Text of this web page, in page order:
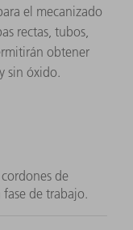
el mecanizado
rectas, tubos,
obtener
sin óxido.
de
de trabajo.